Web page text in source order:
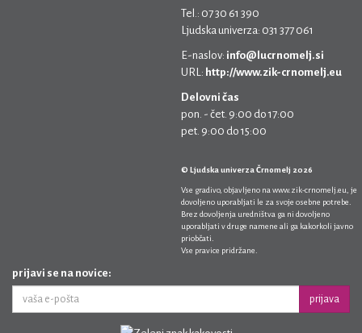
Tel.: 07 30 61 390
Ljudska univerza: 031 377 061
E-naslov: info@lucrnomelj.si
URL: http://www.zik-crnomelj.eu
Delovni čas
pon. - čet. 9:00 do 17:00
pet. 9:00 do 15:00
© Ljudska univerza Črnomelj 2026
Vse gradivo, objavljeno na www.zik-crnomelj.eu , je
dovoljeno uporabljati le za svoje osebne potrebe.
Brez dovoljenja uredništva ga ni dovoljeno
uporabljati v druge namene ali ga kakorkoli javno
priobčati.
Vse pravice pridržane.
prijavi se na novice:
prijava